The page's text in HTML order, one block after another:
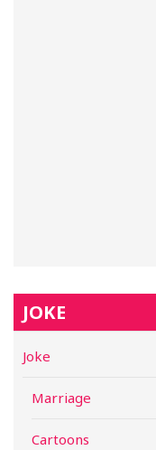
JOKE
Joke
Marriage
Cartoons